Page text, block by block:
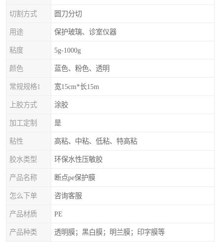
切割方式 圆刀分切
用途 保护玻璃、诊室仪器
粘度 5g-1000g
颜色 蓝色、粉色、透明
常规规格1 宽15cm*长15m
上胶方式 涂胶
加工定制 是
粘性 高粘、中粘、低粘、特高粘
胶水类型 环保水性压敏胶
产品名称 断点pe保护膜
怎么下单 咨询客服
产品材质 PE
产品种类 透明膜；黑白膜；明兰膜；印字膜等